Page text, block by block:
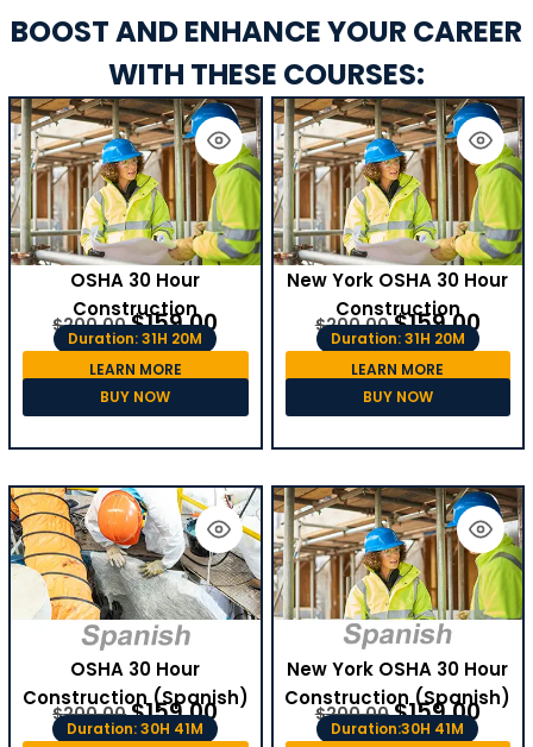
BOOST AND ENHANCE YOUR CAREER
WITH THESE COURSES:
OSHA 30 Hour
Construction
$200.00 $159.00
Duration: 31H 20M
LEARN MORE
BUY NOW
New York OSHA 30 Hour
Construction
$200.00 $159.00
Duration: 31H 20M
LEARN MORE
BUY NOW
OSHA 30 Hour
Construction (Spanish)
$200.00 $159.00
Duration: 30H 41M
New York OSHA 30 Hour
Construction (Spanish)
$200.00 $159.00
Duration:30H 41M